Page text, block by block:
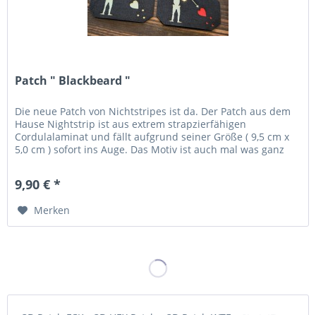
Patch " Blackbeard "
Die neue Patch von Nichtstripes ist da. Der Patch aus dem
Hause Nightstrip ist aus extrem strapzierfähigen
Cordulalaminat und fällt aufgrund seiner Größe ( 9,5 cm x
5,0 cm ) sofort ins Auge. Das Motiv ist auch mal was ganz
9,90 € *
Merken